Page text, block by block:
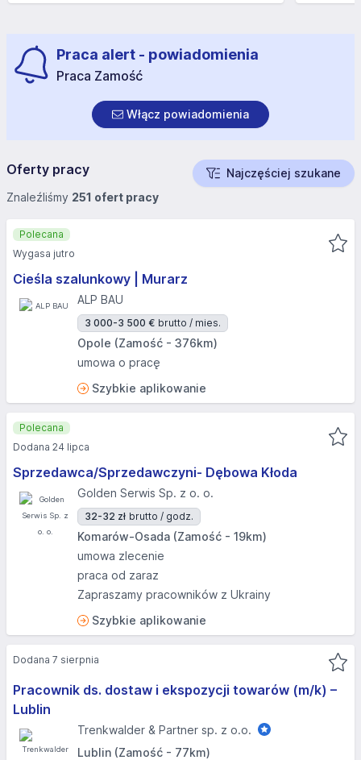
Praca alert - powiadomienia
Praca Zamość
Włącz powiadomienia
Oferty pracy
Najczęściej szukane
Znaleźliśmy 251 ofert pracy
Cieśla szalunkowy | Murarz
ALP BAU
3 000-3 500 € brutto / mies.
Opole (Zamość - 376km)
umowa o pracę
Szybkie aplikowanie
Polecana
Wygasa jutro
Sprzedawca/Sprzedawczyni- Dębowa Kłoda
Golden Serwis Sp. z o. o.
32-32 zł brutto / godz.
Komarów-Osada (Zamość - 19km)
umowa zlecenie
praca od zaraz
Zapraszamy pracowników z Ukrainy
Szybkie aplikowanie
Polecana
Dodana 24 lipca
Pracownik ds. dostaw i ekspozycji towarów (m/k) –
Lublin
Trenkwalder & Partner sp. z o.o.
Lublin (Zamość - 77km)
Dodana 7 sierpnia